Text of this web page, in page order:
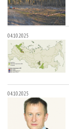
04.10.2025
04.10.2025